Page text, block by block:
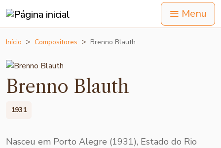
Menu
Início Compositores Brenno Blauth
Brenno Blauth
1931
Nasceu em Porto Alegre (1931), Estado do Rio